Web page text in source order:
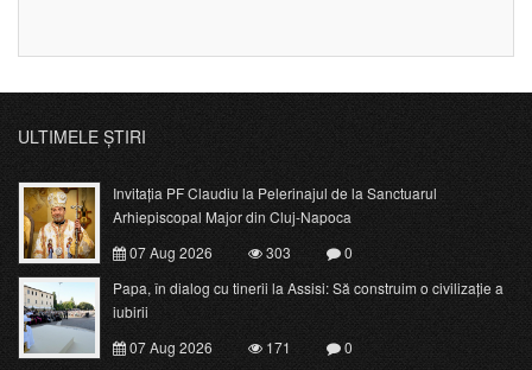
ULTIMELE ȘTIRI
Invitația PF Claudiu la Pelerinajul de la Sanctuarul
Arhiepiscopal Major din Cluj-Napoca
07 Aug 2026
303
0
Papa, în dialog cu tinerii la Assisi: Să construim o civilizație a
iubirii
07 Aug 2026
171
0